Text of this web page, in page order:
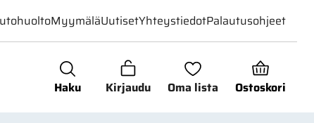
Haku Kirjaudu Oma lista Ostoskori
MyymäläUutisetYhteystiedotPalautusohjeet